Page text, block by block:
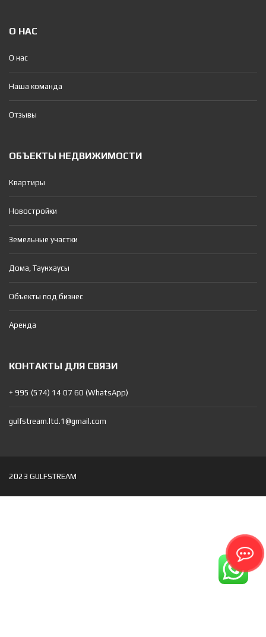
О НАС
О нас
Наша команда
Отзывы
ОБЪЕКТЫ НЕДВИЖИМОСТИ
Квартиры
Новостройки
Земельные участки
Дома, Таунхаусы
Объекты под бизнес
Аренда
КОНТАКТЫ ДЛЯ СВЯЗИ
+ 995 (574) 14 07 60 (WhatsApp)
gulfstream.ltd.1@gmail.com
2023 GULFSTREAM